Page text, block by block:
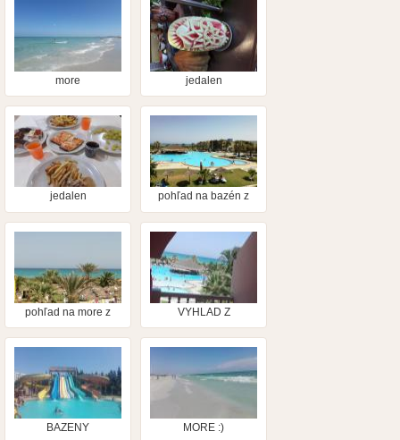
more jedalen
jedalen
pohľad na bazén z
pohľad na more z
VYHLAD Z
BAZENY MORE :)